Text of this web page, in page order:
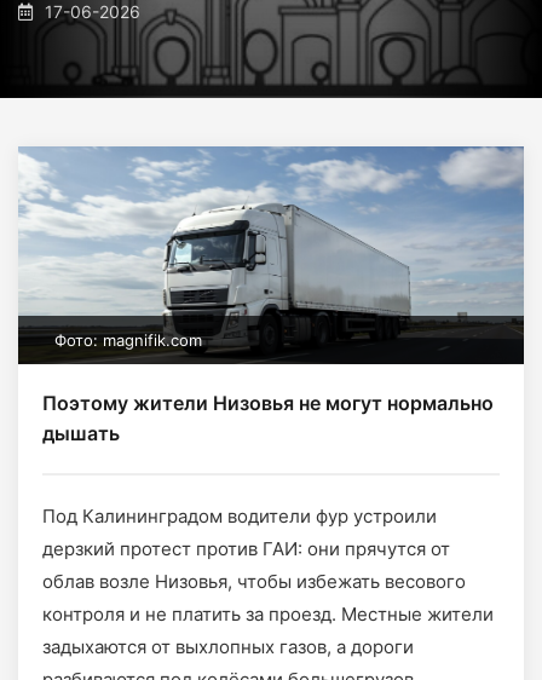
17-06-2026
Фото: magnifik.com
Поэтому жители Низовья не могут нормально
дышать
Под Калининградом водители фур устроили
дерзкий протест против ГАИ: они прячутся от
облав возле Низовья, чтобы избежать весового
контроля и не платить за проезд. Местные жители
задыхаются от выхлопных газов, а дороги